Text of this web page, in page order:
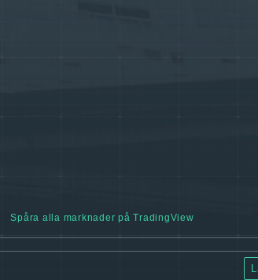
Spåra alla marknader på TradingView